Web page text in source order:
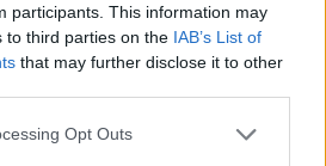
participants. This information may
to third parties on the IAB’s List of
that may further disclose it to other
app uses one or more Google
Opt Outs